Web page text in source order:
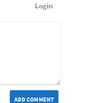
Login
ADD COMMENT